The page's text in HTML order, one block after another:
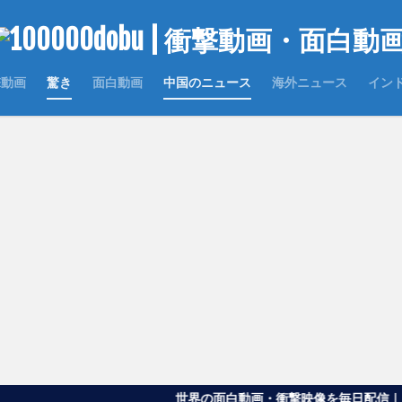
画 驚き 面白動画 中国のニュース 海外ニュース イン
世界の面白動画・衝撃映像を毎日配信｜